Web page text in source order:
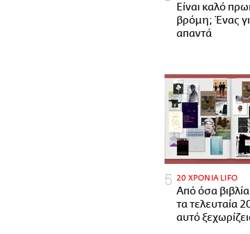
Είναι καλό
βρόμη; Ένας
απαντά
20 ΧΡΟΝΙΑ LIFO
Από όσα
τα τελευταία
αυτό